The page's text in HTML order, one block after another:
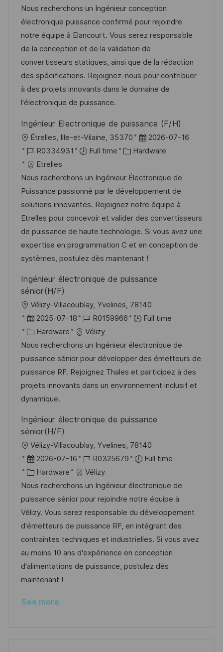
a
t
i
o
n
t
e
d
D
a
t
e
b
I
d
t
e
g
o
r
y
Nous recherchons un Ingénieur conception
électronique puissance confirmé pour rejoindre
notre équipe à Elancourt. Vous serez responsable
de la conception et de la validation de
convertisseurs statiques, ainsi que de la rédaction
des spécifications. Rejoignez-nous pour contribuer
à des projets innovants dans le domaine de
l'électronique de puissance.
Ingénieur Electronique de puissance (F/H)
L
o
c
a
t
i
o
n
Étrelles, Ille-et-Vilaine, 35370
P
o
t
e
d
D
a
t
e
2026-07-16
J
o
b
I
d
R0334931 Full time
C
t
e
g
o
r
y
Hardware
Etrelles
Nous recherchons un Ingénieur Électronique de
Puissance passionné par le développement de
solutions innovantes. Rejoignez notre équipe à
Etrelles pour concevoir et valider des convertisseurs
de puissance de haute technologie. Si vous avez une
expertise en programmation C et en conception de
systèmes, postulez dès maintenant !
Ingénieur électronique de puissance
sénior(H/F)
L
o
c
a
t
i
o
n
Vélizy-Villacoublay, Yvelines, 78140
P
o
s
t
e
d
D
t
2025-07-18
J
o
b
I
d
R0159966
Full time
C
a
t
e
g
o
y
Hardware
Vélizy
Nous recherchons un Ingénieur électronique de
puissance sénior pour développer des émetteurs de
puissance RF. Rejoignez Thales et participez à des
projets innovants dans un environnement inclusif et
dynamique.
Ingénieur électronique de puissance
sénior(H/F)
L
o
c
a
t
i
o
n
Vélizy-Villacoublay, Yvelines, 78140
P
o
s
t
e
d
D
a
t
e
2026-07-16
J
o
b
I
d
R0325679
Full time
C
a
t
e
g
o
r
y
Hardware
Vélizy
Nous recherchons un Ingénieur électronique de
puissance sénior pour rejoindre notre équipe à
Vélizy. Vous serez responsable du développement
d'émetteurs de puissance RF, en intégrant des
contraintes techniques et industrielles. Si vous avez
au moins 10 ans d'expérience en conception
d'alimentations de puissance, postulez dès
maintenant !
See more